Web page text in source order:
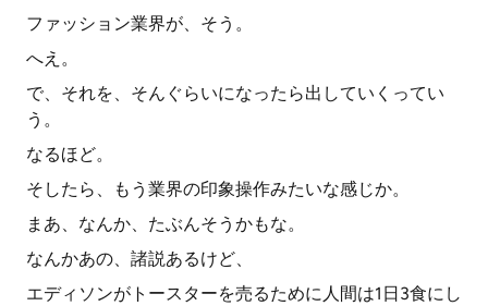
ファッション業界が、そう。
へえ。
で、それを、そんぐらいになったら出していくってい
う。
なるほど。
そしたら、もう業界の印象操作みたいな感じか。
まあ、なんか、たぶんそうかもな。
なんかあの、諸説あるけど、
エディソンがトースターを売るために人間は1日3食にし